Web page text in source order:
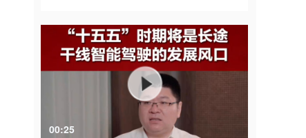
00:25